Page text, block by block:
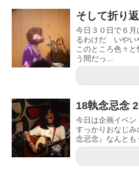
そして折
今日３０日で６
るわけだ いやい
このところ色々
う間だっ...
18執念忌念
今日は企画イベ
すっかりおなじ
念忌念』なんとも